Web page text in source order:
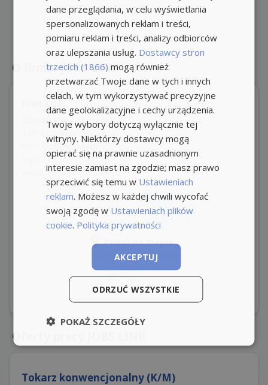
O firmie JOBS LINK
JOBS LINK
Grochowska 23/31 lok. 110
Tel.: 698899223
04-186 Warszawa
Nip.: 7132692547
www.:https://jobslink.pl/
Pokaż na mapie
Oferty pracy JOBS LINK
Tokarz konwencjonalny (K/M)
dane przeglądania, w celu wyświetlania
spersonalizowanych reklam i treści,
pomiaru reklam i treści, analizy odbiorców
oraz ulepszania usług. Dostawcy stron
trzecich (1866) mogą również
przetwarzać Twoje dane w tych i innych
celach, w tym wykorzystywać precyzyjne
dane geolokalizacyjne i cechy urządzenia.
Twoje wybory dotyczą wyłącznie tej
witryny. Niektórzy dostawcy mogą
opierać się na prawnie uzasadnionym
interesie zamiast na zgodzie; masz prawo
sprzeciwić się temu w Ustawieniach
reklam. Możesz w każdej chwili wycofać
swoją zgodę w Ustawieniach plików
cookie. Polityka prywatności
AKCEPTUJ
ODRZUĆ WSZYSTKIE
POKAŻ SZCZEGÓŁY